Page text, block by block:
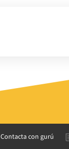
Contacta con gurú